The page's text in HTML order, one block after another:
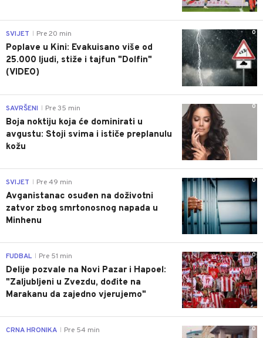
0
SVIJET Pre 20 min
Poplave u Kini: Evakuisano više od
25.000 ljudi, stiže i tajfun "Dolfin"
(VIDEO)
0
SAVRŠENI Pre 35 min
Boja noktiju koja će dominirati u
avgustu: Stoji svima i ističe preplanulu
kožu
0
SVIJET Pre 49 min
Avganistanac osuđen na doživotni
zatvor zbog smrtonosnog napada u
Minhenu
0
FUDBAL Pre 51 min
Delije pozvale na Novi Pazar i Hapoel:
"Zaljubljeni u Zvezdu, dođite na
Marakanu da zajedno vjerujemo"
0
CRNA HRONIKA Pre 54 min